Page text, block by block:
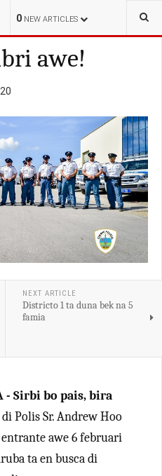
0 NEW ARTICLES
awe!
NEXT ARTICLE
Districto 1 ta duna bek na 5
famia
- Sirbi bo pais, bira
Polis Sr. Andrew Hoo
awe 6 februari
ta en busca di